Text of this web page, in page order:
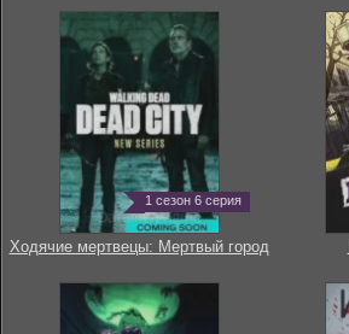
1 сезон 6 серия
Ходячие мертвецы: Мертвый город